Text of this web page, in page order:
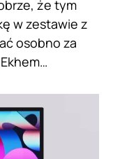
że tym
w zestawie z
osobno za